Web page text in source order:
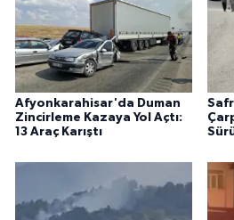
Afyonkarahisar'da Duman
Zincirleme Kazaya Yol Açtı:
13 Araç Karıştı